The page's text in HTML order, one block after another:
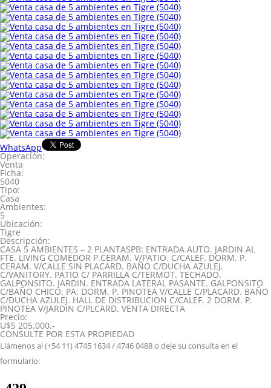
WhatsApp
Operación:
Venta
Ficha:
5040
Tipo:
Casa
Ambientes:
5
Ubicación:
Tigre
Descripción:
CASA 5 AMBIENTES – 2 PLANTASPB: ENTRADA AUTO. JARDIN AL
FTE. LIVING COMEDOR P.CERAM. V/PATIO. C/CALEF. DORM. P.
CERAM. V/CALLE SIN PLACARD. BAÑO C/DUCHA AZULEJ.
C/VANITORY. PATIO C/ PARRILLA C/TERMOT. TECHADO.
GALPONSITO. JARDIN. ENTRADA LATERAL PASANTE. GALPONSITO
C/BAÑO CHICO. PA: DORM. P. PINOTEA V/CALLE C/PLACARD. BAÑO
C/DUCHA AZULEJ. HALL DE DISTRIBUCION C/CALEF. 2 DORM. P.
PINOTEA V/JARDIN C/PLCARD. VENTA DIRECTA
Precio:
U$S 205.000.-
CONSULTE POR ESTA PROPIEDAD
Llámenos al (+54 11) 4745 1634 / 4746 0488 o deje su consulta en el
formulario: